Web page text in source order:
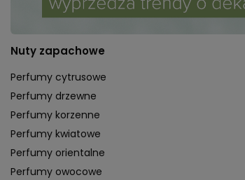
Nuty zapachowe
Perfumy cytrusowe
Perfumy drzewne
Perfumy korzenne
Perfumy kwiatowe
Perfumy orientalne
Perfumy owocowe